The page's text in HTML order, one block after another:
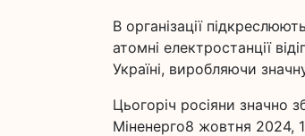
В організації
атомні електростанції
Україні, виробляючи
Цьогоріч росіяни значно
Міненерго8 жовтня 2024,